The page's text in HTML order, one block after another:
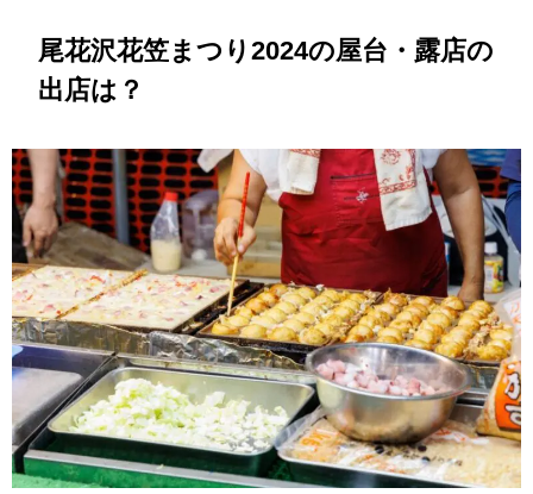
尾花沢花笠まつり2024の屋台・露店の
出店は？